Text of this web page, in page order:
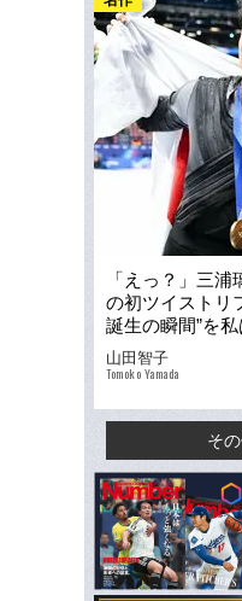
「えっ？」三
の初ツイストリ
誕生の瞬間”を
したい半面」「
山田智子
Tomoko Yamada
そ